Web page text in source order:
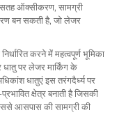
सतह ऑक्सीकरण, सामग्री
बन सकती है, जो लेजर
करने में महत्वपूर्ण भूमिका
पर लेजर मार्किंग के
धातुएं इस तरंगदैर्ध्य पर
क्षेत्र बनाती है जिसकी
आसपास की सामग्री की